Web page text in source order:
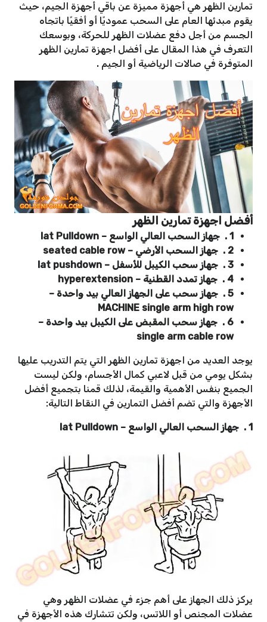
تمارين الظهر هي أجهزة مميزة عن باقي أجهزة الجيم، حيث
يقوم مبدئها العام على السحب عموديًا أو أفقيًا باتجاه
الجسم من أجل دفع عضلات الظهر للحركة، وبوسعك
التعرف في هذا المقال على أفضل اجهزة تمارين الظهر
المتوفرة في صالات الرياضية أو الجيم .
أفضل اجهزة تمارين الظهر
1 . جهاز السحب العالي الواسع – lat Pulldown
2 . جهاز السحب الأرضي – seated cable row
3 . جهاز سحب الكيبل للأسفل – lat pushdown
4 . جهاز تمدد القطنية – hyperextension
5 . جهاز سحب على الجهاز العالي بيد واحدة –
MACHINE single arm high row
6 . جهاز سحب المقبض على الكيبل بيد واحدة –
single arm cable row
يوجد العديد من اجهزة تمارين الظهر التي يتم التدريب عليها
بشكل يومي من قبل لاعبي كمال الأجسام، ولكن ليست
الجميع بنفس الأهمية والقيمة، لذلك قمنا بتجميع أفضل
الأجهزة والتي تضم أفضل التمارين في النقاط التالية:
1 . جهاز السحب العالي الواسع – lat Pulldown
يركز ذلك الجهاز على أهم جزء في عضلات الظهر وهي
عضلات المجنص أو اللاتس، ولكن تتشارك هذه الأجهزة في